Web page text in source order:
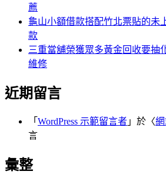
薦
龜山小額借款搭配竹北票貼的未
款
三重當舖榮獲眾多黃金回收要抽
維修
近期留言
「 WordPress 示範留言者 」於〈
言
彙整